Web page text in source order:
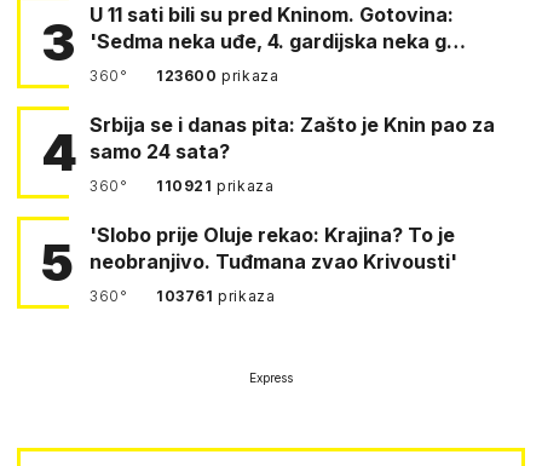
3
U 11 sati bili su pred Kninom. Gotovina:
'Sedma neka uđe, 4. gardijska neka g…
360° 123600prikaza
4 Srbija se i danas pita: Zašto je Knin pao za
samo 24 sata?
360° 110921prikaza
5
'Slobo prije Oluje rekao: Krajina? To je
neobranjivo. Tuđmana zvao Krivousti'
360° 103761prikaza
Express